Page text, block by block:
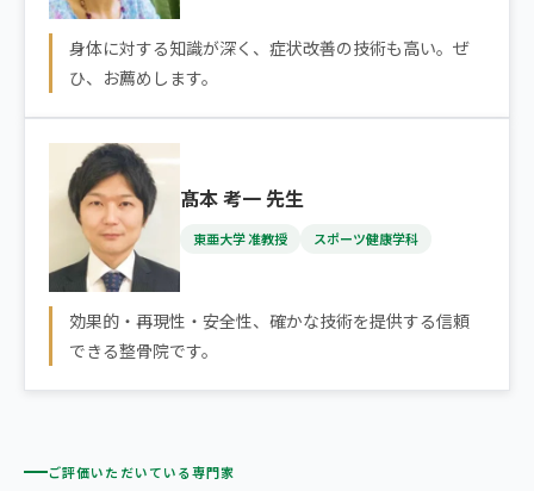
身体に対する知識が深く、症状改善の技術も高い。ぜ
ひ、お薦めします。
髙本 考一 先生
東亜大学 准教授 スポーツ健康学科
効果的・再現性・安全性、確かな技術を提供する信頼
できる整骨院です。
ご評価いただいている専門家